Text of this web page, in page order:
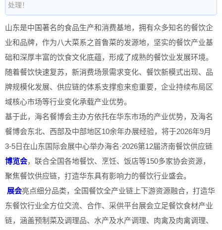
处理！
山东是中国著名的食品生产和消费基地，拥有众多知名的餐饮企
业和品牌，作为八大菜系之首鲁菜的发源地，坚实的餐饮产业基
础和深厚丰富的饮食文化底蕴，形成了成熟的餐饮业发展环境。
随着餐饮快速复苏，新消费场景需求变化、餐饮新模式出现、品
牌规模化发展、供应链的体系支撑愈来愈重要，企业持续布局区
域核心市场等行业变化承载产业优势。
基于此，海名餐博会主办方依托在华东市场的产业优势，及海名
餐博会东北、西部及中部地区10余年办展经验，将于2026年9月
3-5日在山东国际会展中心举办海名·2026第12届济南餐饮供应链
博览会，联合全国各地餐饮、烹饪、饭店等150多家协会资源，
聚焦餐饮供应链，打造华东具有影响力的餐饮行业盛会。
展会亮点细分品类，全国餐饮全产业链上下游资源融合，打造华
东餐饮行业全方位交流、合作、采供平台展会立足餐饮食材产业
链，涵盖预制菜及调理品、水产及水产调理、肉禽及肉禽调理、